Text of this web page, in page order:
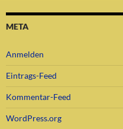
META
Anmelden
Eintrags-Feed
Kommentar-Feed
WordPress.org